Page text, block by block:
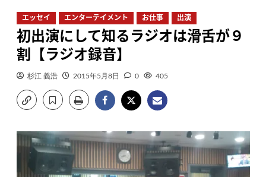
ニ
ュ
ー
エッセイ エンターテイメント お仕事 出演
初出演にして知るラジオは滑舌が９
割【ラジオ録音】
杉江 義浩 2015年5月8日 0 405